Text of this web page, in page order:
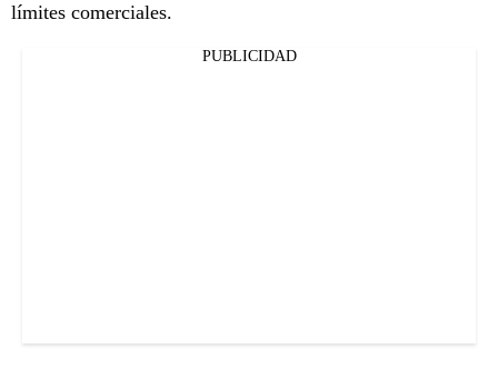
límites comerciales.
PUBLICIDAD